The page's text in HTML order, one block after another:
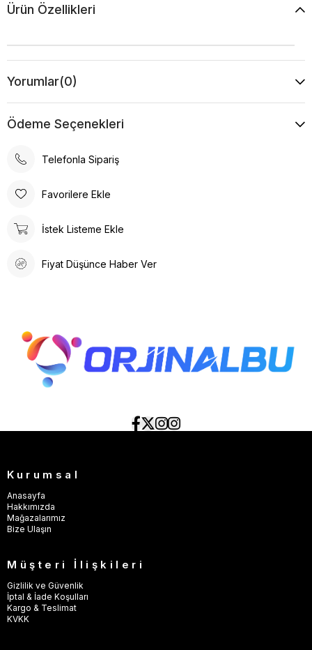
Ürün Özellikleri
Yorumlar(0)
Ödeme Seçenekleri
Telefonla Sipariş
Favorilere Ekle
İstek Listeme Ekle
Fiyat Düşünce Haber Ver
Kurumsal
Anasayfa
Hakkımızda
Mağazalarımız
Bize Ulaşın
Müşteri İlişkileri
Gizlilik ve Güvenlik
İptal & İade Koşulları
Kargo & Teslimat
KVKK